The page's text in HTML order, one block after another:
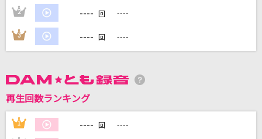
カラオケ最新情報をチェック！
2 ---- 回 ----
3 ---- 回 ----
再生回数ランキング
1 ---- 回 ----